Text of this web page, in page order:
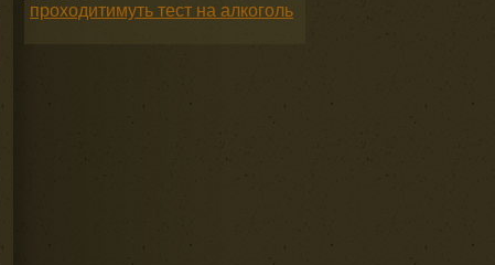
проходитимуть тест на алкоголь